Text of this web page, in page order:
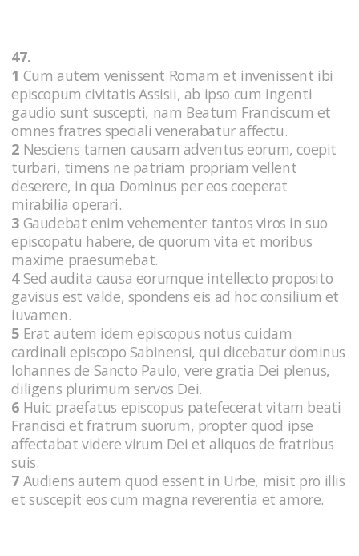
47.
1 Cum autem venissent Romam et invenissent ibi
episcopum civitatis Assisii, ab ipso cum ingenti
gaudio sunt suscepti, nam Beatum Franciscum et
omnes fratres speciali venerabatur affectu.
2 Nesciens tamen causam adventus eorum, coepit
turbari, timens ne patriam propriam vellent
deserere, in qua Dominus per eos coeperat
mirabilia operari.
3 Gaudebat enim vehementer tantos viros in suo
episcopatu habere, de quorum vita et moribus
maxime praesumebat.
4Sed audita causa eorumque intellecto proposito
gavisus est valde, spondens eis ad hoc consilium et
iuvamen.
5 Erat autem idem episcopus notus cuidam
cardinali episcopo Sabinensi, qui dicebatur dominus
Iohannes de Sancto Paulo, vere gratia Dei plenus,
diligens plurimum servos Dei.
6 Huic praefatus episcopus patefecerat vitam beati
Francisci et fratrum suorum, propter quod ipse
affectabat videre virum Dei et aliquos de fratribus
suis.
7 Audiens autem quod essent in Urbe, misit pro illis
et suscepit eos cum magna reverentia et amore.